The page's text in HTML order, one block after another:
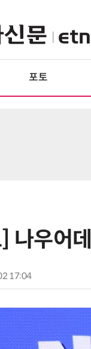
포토
나우어
17:04